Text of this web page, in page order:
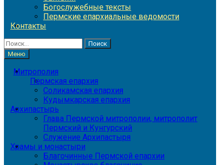
Богослужебные тексты
Пермские епархиальные ведомости
Контакты
Найти:
Меню
Митрополия
Пермская епархия
Соликамская епархия
Кудымкарская епархия
Архипастырь
Глава Пермской митрополии, митрополит
Пермский и Кунгурский
Служение Архипастыря
Храмы и монастыри
Благочинные Пермской епархии